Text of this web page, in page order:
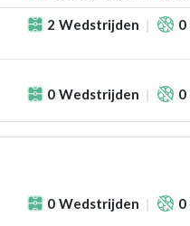
2 Wedstrijden 0
0 Wedstrijden 0
0 Wedstrijden 0